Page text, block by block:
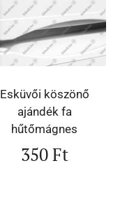
Esküvői köszönő
ajándék fa
hűtőmágnes
350Ft